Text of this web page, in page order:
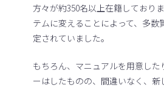
方々が約350名以上在籍しており
テムに変えることによって、多数
定されていました。
もちろん、マニュアルを用意した
ーはしたものの、間違いなく、新